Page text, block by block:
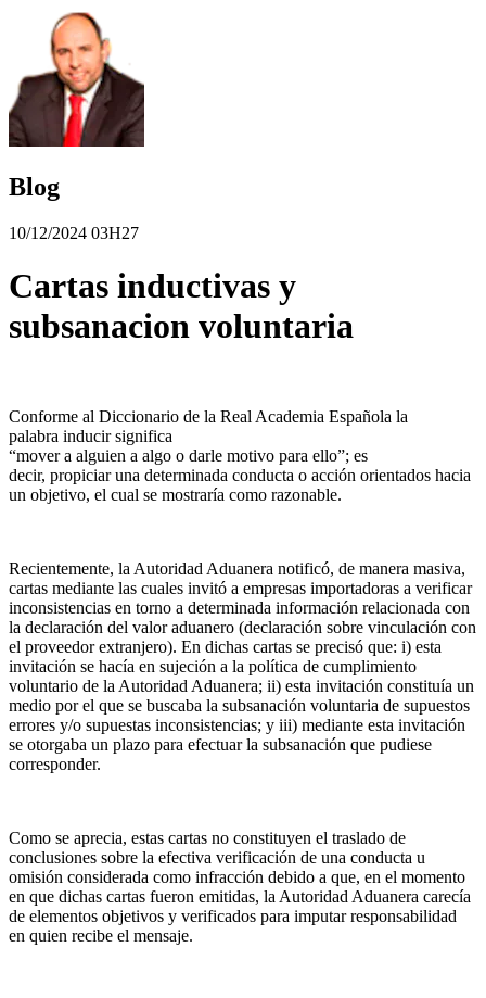
Blog
10/12/2024 03H27
Cartas inductivas y
subsanacion voluntaria
Conforme al Diccionario de la Real Academia Española la
palabra inducir significa
“mover a alguien a algo o darle motivo para ello”; es
decir, propiciar una determinada conducta o acción orientados hacia
un objetivo, el cual se mostraría como razonable.
Recientemente, la Autoridad Aduanera notificó, de manera masiva,
cartas mediante las cuales invitó a empresas importadoras a verificar
inconsistencias en torno a determinada información relacionada con
la declaración del valor aduanero (declaración sobre vinculación con
el proveedor extranjero). En dichas cartas se precisó que: i) esta
invitación se hacía en sujeción a la política de cumplimiento
voluntario de la Autoridad Aduanera; ii) esta invitación constituía un
medio por el que se buscaba la subsanación voluntaria de supuestos
errores y/o supuestas inconsistencias; y iii) mediante esta invitación
se otorgaba un plazo para efectuar la subsanación que pudiese
corresponder.
Como se aprecia, estas cartas no constituyen el traslado de
conclusiones sobre la efectiva verificación de una conducta u
omisión considerada como infracción debido a que, en el momento
en que dichas cartas fueron emitidas, la Autoridad Aduanera carecía
de elementos objetivos y verificados para imputar responsabilidad
en quien recibe el mensaje.